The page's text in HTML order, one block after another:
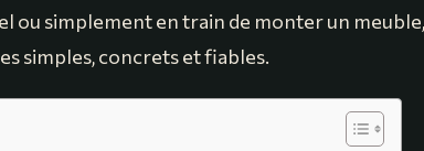
ou simplement en train de monter un
simples, concrets et fiables.